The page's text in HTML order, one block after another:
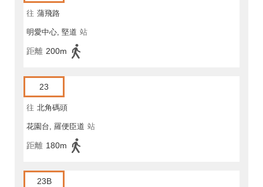
往 蒲飛路
明愛中心, 堅道 站
距離 200m
23
往 北角碼頭
花園台, 羅便臣道 站
距離 180m
23B